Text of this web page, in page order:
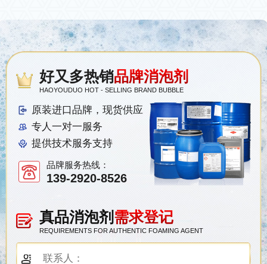
真品消泡剂 需求登记
REQUIREMENTS FOR AUTHENTIC FOAMING AGENT
好又多热销品牌消泡剂
HAOYOUDUO HOT - SELLING BRAND BUBBLE
原装进口品牌，现货供应
专人一对一服务
提供技术服务支持
品牌服务热线：
139-2920-8526